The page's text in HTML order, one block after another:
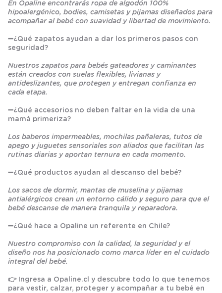
En Opaline encontrarás ropa de algodón 100%
hipoalergénico, bodies, camisetas y pijamas diseñados para
acompañar al bebé con suavidad y libertad de movimiento.
➖¿Qué zapatos ayudan a dar los primeros pasos con
seguridad?
Nuestros zapatos para bebés gateadores y caminantes
están creados con suelas flexibles, livianas y
antideslizantes, que protegen y entregan confianza en
cada etapa.
➖¿Qué accesorios no deben faltar en la vida de una
mamá primeriza?
Los baberos impermeables, mochilas pañaleras, tutos de
apego y juguetes sensoriales son aliados que facilitan las
rutinas diarias y aportan ternura en cada momento.
➖¿Qué productos ayudan al descanso del bebé?
Los sacos de dormir, mantas de muselina y pijamas
antialérgicos crean un entorno cálido y seguro para que el
bebé descanse de manera tranquila y reparadora.
➖¿Qué hace a Opaline un referente en Chile?
Nuestro compromiso con la calidad, la seguridad y el
diseño nos ha posicionado como marca líder en el cuidado
integral del bebé.
👉 Ingresa a Opaline.cl
y descubre todo lo que tenemos
para vestir, calzar, proteger y acompañar a tu bebé en